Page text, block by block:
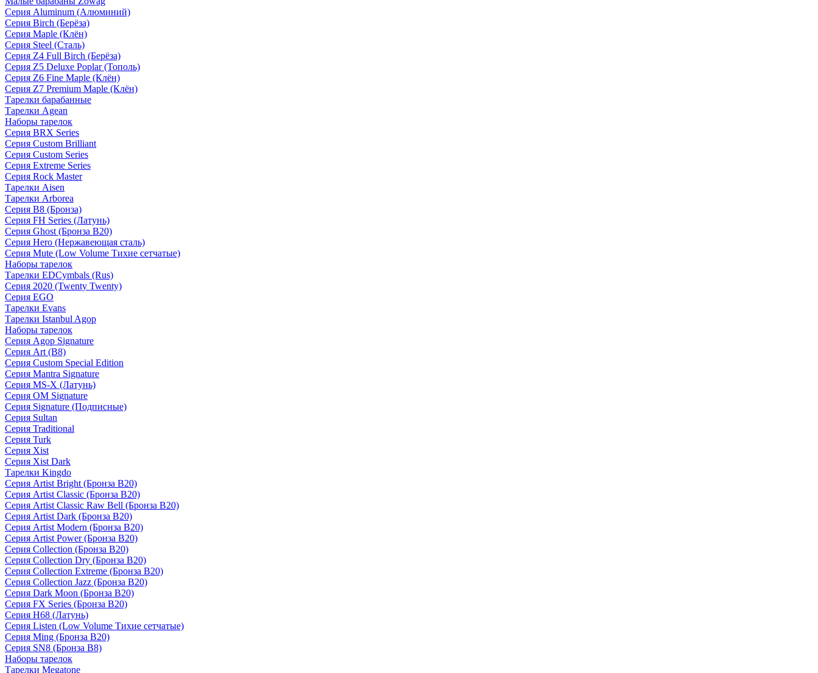
Серия Aluminum (Алюминий)
Серия Birch (Берёза)
Серия Maple (Клён)
Серия Steel (Сталь)
Серия Z4 Full Birch (Берёза)
Серия Z5 Deluxe Poplar (Тополь)
Серия Z6 Fine Maple (Клён)
Серия Z7 Premium Maple (Клён)
Тарелки барабанные
Тарелки Agean
Наборы тарелок
Серия BRX Series
Серия Custom Brilliant
Серия Custom Series
Серия Extreme Series
Серия Rock Master
Тарелки Aisen
Тарелки Arborea
Серия B8 (Бронза)
Серия FH Series (Латунь)
Серия Ghost (Бронза B20)
Серия Hero (Нержавеющая сталь)
Серия Mute (Low Volume Тихие сетчатые)
Наборы тарелок
Тарелки EDCymbals (Rus)
Серия 2020 (Twenty Twenty)
Серия EGO
Тарелки Evans
Тарелки Istanbul Agop
Наборы тарелок
Серия Agop Signature
Серия Art (B8)
Серия Custom Special Edition
Серия Mantra Signature
Серия MS-X (Латунь)
Серия OM Signature
Серия Signature (Подписные)
Серия Sultan
Серия Traditional
Серия Turk
Серия Xist
Серия Xist Dark
Тарелки Kingdo
Серия Artist Bright (Бронза B20)
Серия Artist Classic (Бронза B20)
Серия Artist Classic Raw Bell (Бронза B20)
Серия Artist Dark (Бронза B20)
Серия Artist Modern (Бронза B20)
Серия Artist Power (Бронза B20)
Серия Collection (Бронза B20)
Серия Collection Dry (Бронза B20)
Серия Collection Extreme (Бронза B20)
Серия Collection Jazz (Бронза B20)
Серия Dark Moon (Бронза B20)
Серия FX Series (Бронза B20)
Серия H68 (Латунь)
Серия Listen (Low Volume Тихие сетчатые)
Серия Ming (Бронза B20)
Серия SN8 (Бронза B8)
Наборы тарелок
Тарелки Megatone